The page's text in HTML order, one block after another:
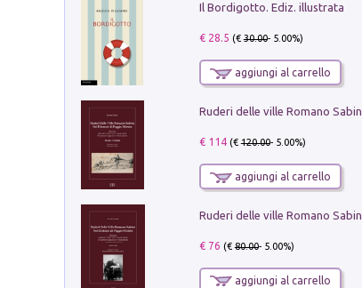
Il Bordigotto. Ediz. illustrata
€ 28.5 (€30.00- 5.00%)
aggiungi al carrello
€ 114(€120.00- 5.00%)
aggiungi al carrello
€ 76 (€80.00- 5.00%)
aggiungi al carrello